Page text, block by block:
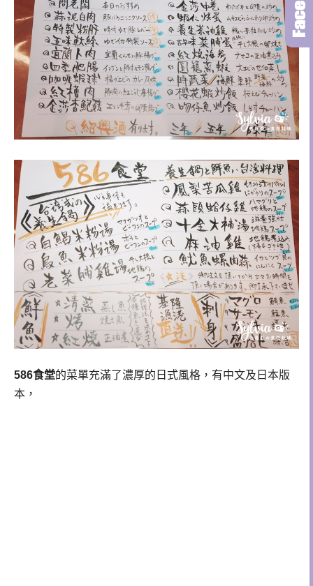
586食堂的菜單充滿了濃厚的日式風格，有中文及日本版
本，